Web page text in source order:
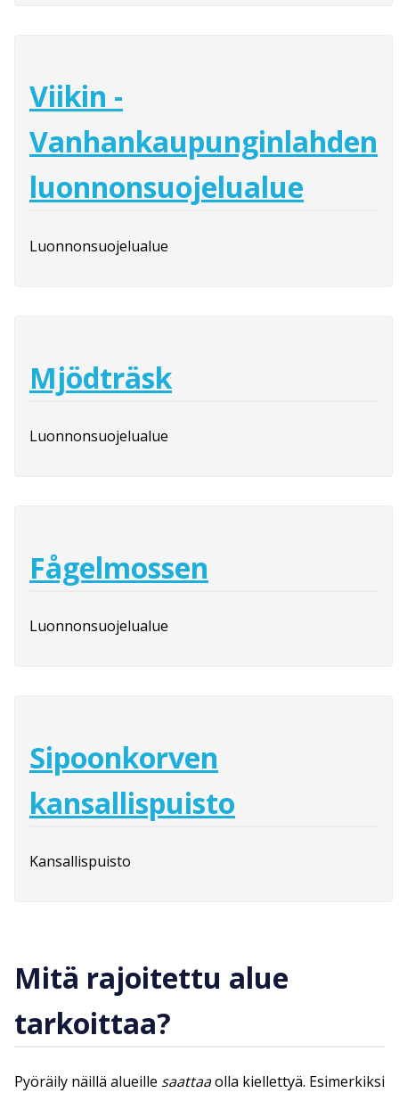
Viikin -
Vanhankaupunginlahden
luonnonsuojelualue
Luonnonsuojelualue
Mjödträsk
Luonnonsuojelualue
Fågelmossen
Luonnonsuojelualue
Sipoonkorven
kansallispuisto
Kansallispuisto
Mitä rajoitettu alue
tarkoittaa?
Pyöräily näillä alueille saattaaolla kiellettyä. Esimerkiksi